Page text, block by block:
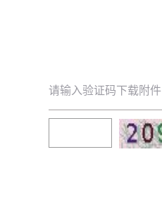
请输入验证码下载附件